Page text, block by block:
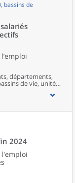
bassins de
départements,
de vie, unités
2024